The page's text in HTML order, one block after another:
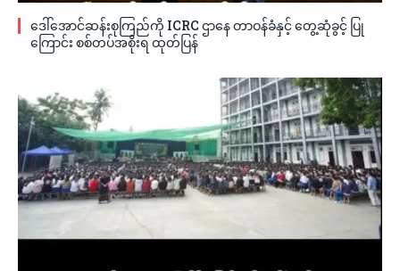
ဒေါ်အောင်ဆန်းစုကြည်ကို ICRC ဌာနေ တာဝန်ခံနှင့် တွေ့ဆုံခွင့် ပြု
ကြောင်း စစ်တပ်အစိုးရ ထုတ်ပြန်